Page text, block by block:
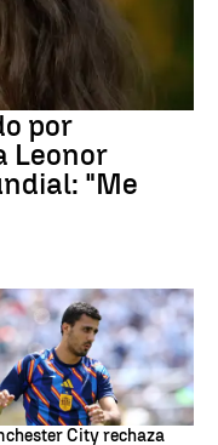
por
Leonor
"Me
City rechaza